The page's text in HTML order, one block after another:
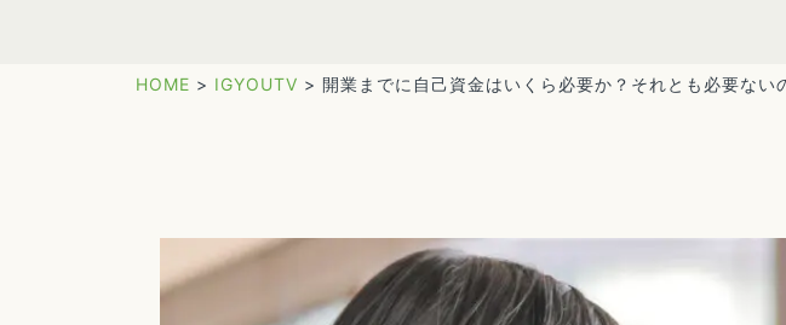
HOME > IGYOUTV > 開業までに自己資金はいくら必要か？それとも必要な